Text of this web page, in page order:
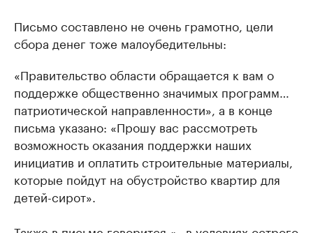
Письмо составлено не очень грамотно, цели
сбора денег тоже малоубедительны:
«Правительство области обращается к вам о
поддержке общественно значимых программ…
патриотической направленности», а в конце
письма указано: «Прошу вас рассмотреть
возможность оказания поддержки наших
инициатив и оплатить строительные материалы,
которые пойдут на обустройство квартир для
детей-сирот».